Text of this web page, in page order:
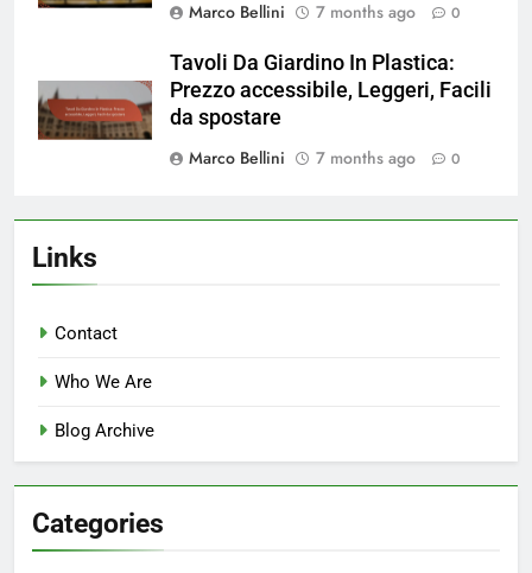
Marco Bellini
7 months ago 0
Tavoli Da Giardino In Plastica:
Prezzo accessibile, Leggeri, Facili
da spostare
Marco Bellini
7 months ago 0
Links
Contact
Who We Are
Blog Archive
Categories